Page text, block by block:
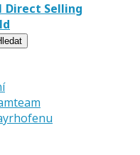
Direct Selling